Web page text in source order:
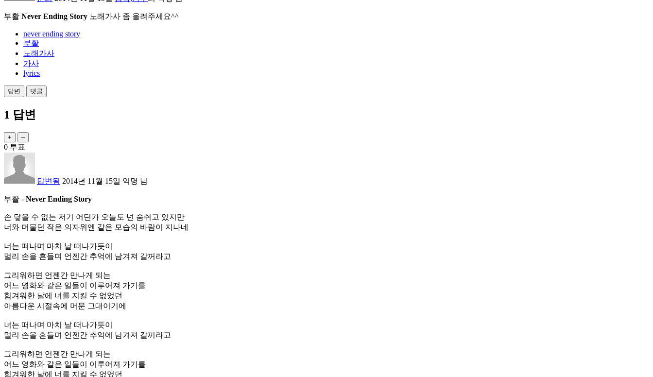
부활 Never Ending Story 노래가사 좀 올려주세요^^
never ending story
부활
노래가사
가사
lyrics
1 답변
0 투표
답변됨 2014년 11월 15일 익명 님
부활 - Never Ending Story
손 닿을 수 없는 저기 어딘가 오늘도 넌 숨쉬고 있지만
너와 머물던 작은 의자위엔 같은 모습의 바람이 지나네
너는 떠나며 마치 날 떠나가듯이
멀리 손을 흔들며 언젠간 추억에 남겨져 갈꺼라고
그리워하면 언젠간 만나게 되는
어느 영화와 같은 일들이 이루어져 가기를
힘겨워한 날에 너를 지킬 수 없었던
아름다운 시절속에 머문 그대이기에
너는 떠나며 마치 날 떠나가듯이
멀리 손을 흔들며 언젠간 추억에 남겨져 갈꺼라고
그리워하면 언젠간 만나게 되는
어느 영화와 같은 일들이 이루어져 가기를
힘겨워한 날에 너를 지킬 수 없었던